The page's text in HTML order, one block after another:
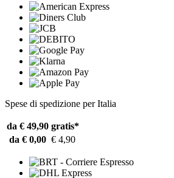
Spese di spedizione per Italia
da € 49,90 gratis*
da € 0,00 € 4,90